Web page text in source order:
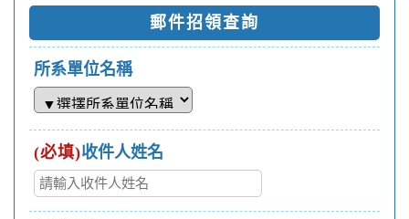
郵件招領查詢
所系單位名稱
(必填)收件人姓名